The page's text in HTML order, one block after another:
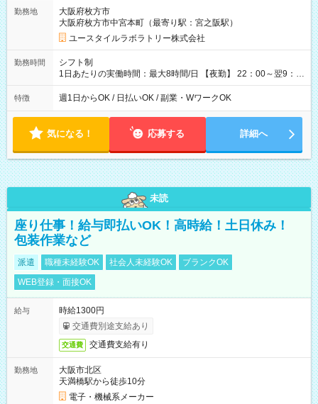
月 ※ 雇用形態と給与に、本採用時と異なる部分があります。 雇
用形態：本採用時と同じです。 給与：時給 1,610円以上
勤務地
大阪府枚方市
大阪府枚方市中宮本町（最寄り駅：宮之阪駅）
ユースタイルラボラトリー株式会社
勤務時間
シフト制
1日あたりの実働時間：最大8時間/日 【夜勤】 22：00～翌9：
00 ※週1日～OK ／ 夜勤専従 ＊＊ 勤務時間例 ＊＊ ■22時か
ら翌7時 ■23時から翌8時 ■24時から翌9時 など ※上記の時間
ます。 ※曜日固定（毎週同じ曜日での勤務となります）
特徴 週1日からOK / 日払いOK / 副業・WワークOK
気になる！ 応募する 詳細へ
未読
座り仕事！給与即払いOK！高時給！土日休み！
包装作業など
派遣 職種未経験OK 社会人未経験OK
ブランクOK
WEB登録・面接OK
給与
時給1300円
交通費別途支給あり
交通費 交通費支給有り
勤務地
大阪市北区
天満橋駅から徒歩10分
電子・機械系メーカー